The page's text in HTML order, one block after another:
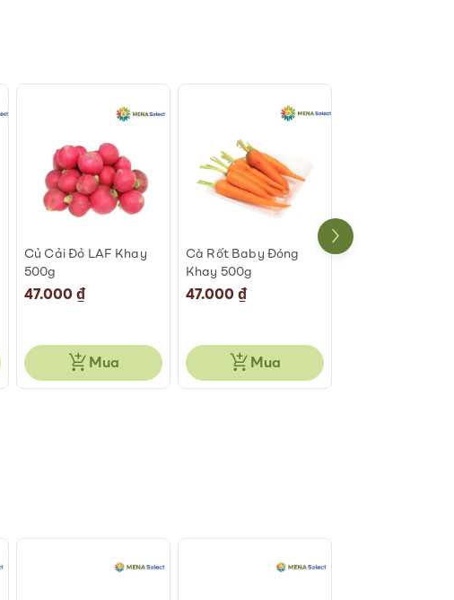
Củ Cải Đỏ LAF Khay
500g
47.000 ₫
Mua
Cà Rốt Baby Đóng
Khay 500g
47.000 ₫
Mua
Chanh Dây Ngọt